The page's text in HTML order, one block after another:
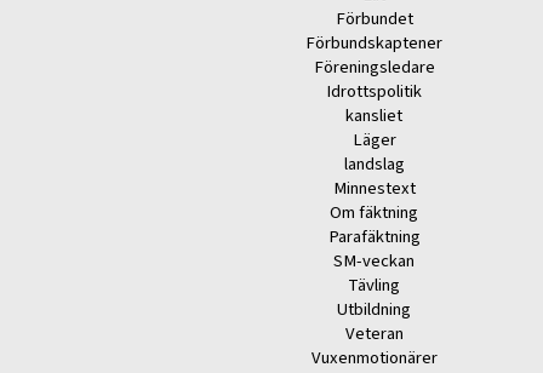
Förbundet
Förbundskaptener
Föreningsledare
Idrottspolitik
kansliet
Läger
landslag
Minnestext
Om fäktning
Parafäktning
SM-veckan
Tävling
Utbildning
Veteran
Vuxenmotionärer